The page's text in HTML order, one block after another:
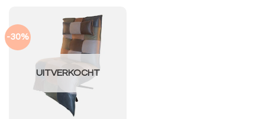
-30%
UITVERKOCHT